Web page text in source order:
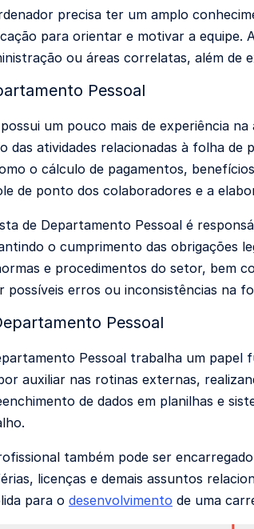
precisa ter um amplo
para orientar e motivar a equipe.
ou áreas correlatas, além de
Pessoal
um pouco mais de experiência
das atividades relacionadas à folha
o cálculo de pagamentos,
de ponto dos colaboradores e a
de Departamento Pessoal é
o cumprimento das obrigações
e procedimentos do setor, bem
possíveis erros ou inconsistências na
Pessoal
Pessoal trabalha um
auxiliar nas rotinas externas,
de dados em planilhas e
também pode ser
licenças e demais assuntos
para o desenvolvimento de uma